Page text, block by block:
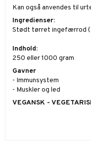
Kan også anvendes til
Ingredienser:
Stødt tørret ingefærrod
Indhold:
250 eller 1000 gram
Gavner
- Immunsystem
- Muskler og led
VEGANSK -